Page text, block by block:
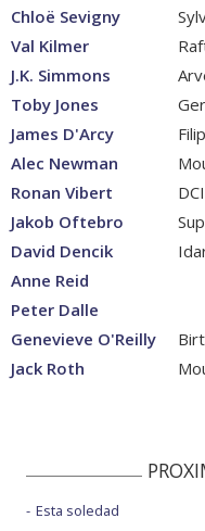
Chloë Sevigny
Val Kilmer
J.K. Simmons
Toby Jones
James D'Arcy
Alec Newman
Ronan Vibert
Jakob Oftebro
David Dencik
Anne Reid
Peter Dalle
Genevieve O'Reilly
Jack Roth
Esta soledad